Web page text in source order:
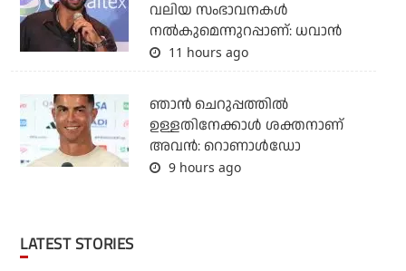
വലിയ സംഭാവനകള്‍
നല്‍കുമെന്നുറപ്പാണ്: ധവാന്‍
11 hours ago
ഞാന്‍ ചെറുപ്പത്തില്‍
ഉള്ളതിനേക്കാള്‍ ശക്തനാണ്
അവന്‍: റൊണാള്‍ഡോ
9 hours ago
LATEST STORIES